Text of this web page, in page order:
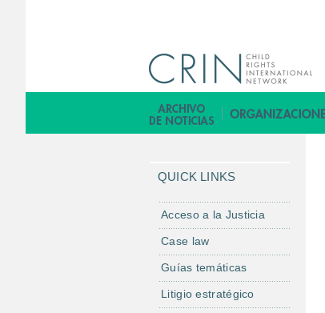
B
i
QUICK LINKS
Acceso a la Justicia
Case law
Guías temáticas
Litigio estratégico